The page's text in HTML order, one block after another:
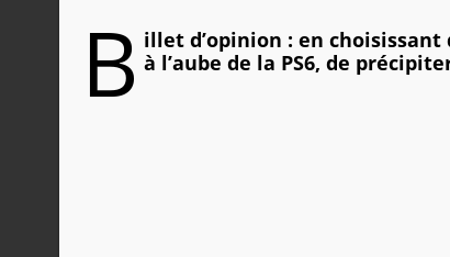
B illet d’opinion : en
à l’aube de la PS6, de